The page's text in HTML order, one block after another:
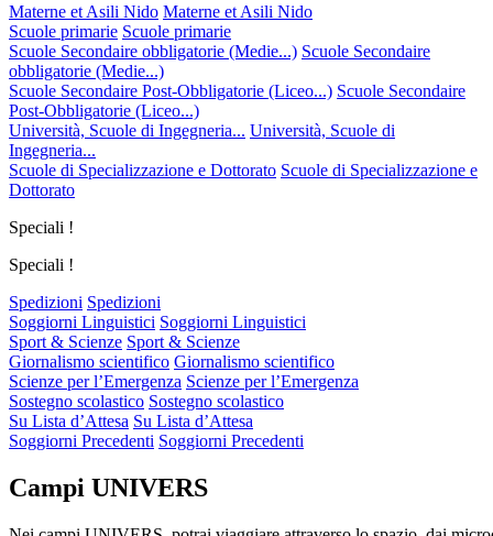
Materne et Asili Nido Materne et Asili Nido
Scuole primarie Scuole primarie
Scuole Secondaire obbligatorie (Medie...) Scuole Secondaire
obbligatorie (Medie...)
Scuole Secondaire Post-Obbligatorie (Liceo...) Scuole Secondaire
Post-Obbligatorie (Liceo...)
Università, Scuole di Ingegneria... Università, Scuole di
Ingegneria...
Scuole di Specializzazione e Dottorato Scuole di Specializzazione e
Dottorato
Speciali !
Speciali !
Spedizioni Spedizioni
Soggiorni Linguistici Soggiorni Linguistici
Sport & Scienze Sport & Scienze
Giornalismo scientifico Giornalismo scientifico
Scienze per l’Emergenza Scienze per l’Emergenza
Sostegno scolastico Sostegno scolastico
Su Lista d’Attesa Su Lista d’Attesa
Soggiorni Precedenti Soggiorni Precedenti
Campi UNIVERS